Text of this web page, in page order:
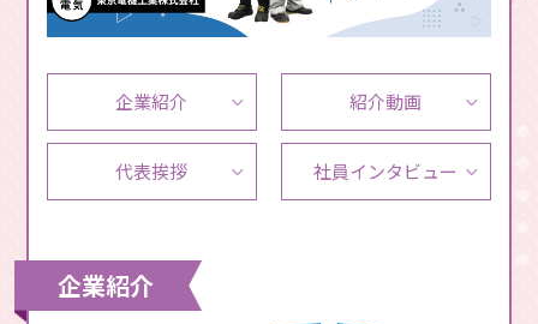
企業紹介 紹介動画
代表挨拶 社員インタビュー
企業紹介